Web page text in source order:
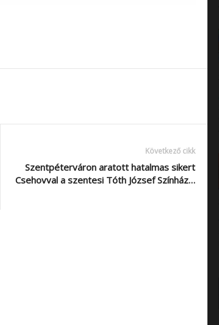
Következő cikk
Szentpéterváron aratott hatalmas sikert
Csehovval a szentesi Tóth József Színház…